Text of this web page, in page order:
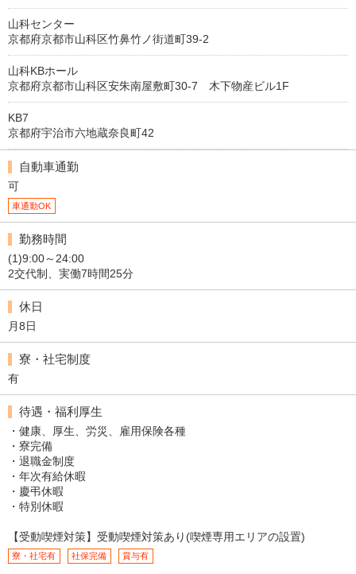
山科センター
京都府京都市山科区竹鼻竹ノ街道町39-2
山科KBホール
京都府京都市山科区安朱南屋敷町30-7 木下物産ビル1F
KB7
京都府宇治市六地蔵奈良町42
自動車通勤
可
車通勤OK
勤務時間
(1)9:00～24:00
2交代制、実働7時間25分
休日
月8日
寮・社宅制度
有
待遇・福利厚生
・健康、厚生、労災、雇用保険各種
・寮完備
・退職金制度
・年次有給休暇
・慶弔休暇
・特別休暇
【受動喫煙対策】受動喫煙対策あり(喫煙専用エリアの設置)
寮・社宅有 社保完備 賞与有